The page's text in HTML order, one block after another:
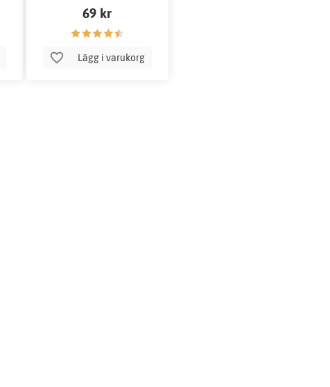
"Twinkle Twinkle".
69 kr
Lägg i varukorg